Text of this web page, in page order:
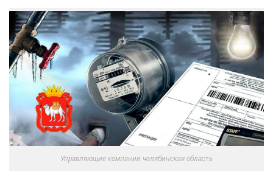
Управляющие компании челябинская область